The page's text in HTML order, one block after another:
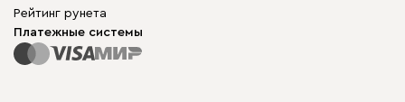
Рейтинг рунета
Платежные системы